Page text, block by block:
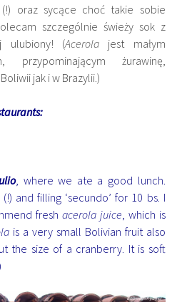
oraz sycące choć takie sobie
szczególnie świeży sok z
ulubiony! (Acerola jest małym
przypominającym żurawinę,
jak i w Brazylii.)
, where we ate a good lunch.
and filling ‘secundo’ for 10 bs. I
fresh acerola juice , which is
is a very small Bolivian fruit also
the size of a cranberry. It is soft